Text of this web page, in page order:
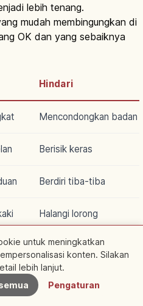
lebih tenang.
mudah membingungkan di
OK dan yang sebaiknya
Hindari
Mencondongkan badan
Berisik keras
Berdiri tiba-tiba
Halangi lorong
Juru Mudi
nama pemandangan yang
Terdekat
untuk meningkatkan
konten. Silakan
lebih lanjut.
Pengaturan